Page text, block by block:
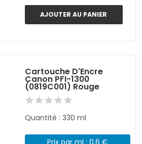
AJOUTER AU PANIER
Cartouche D'Encre
Canon PFI-1300
(0819C001) Rouge
Quantité : 330 ml
Prix par ml : 0.6 €